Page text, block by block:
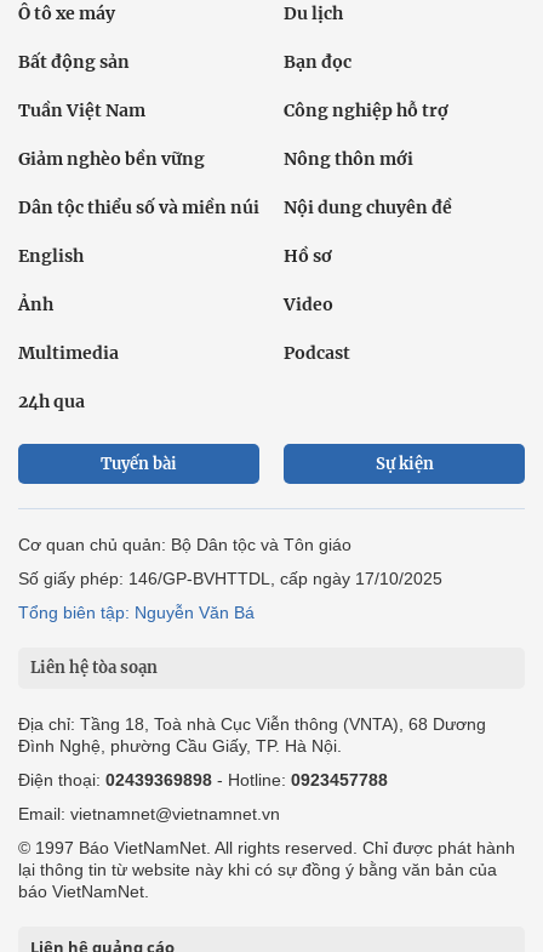
Ô tô xe máy Du lịch
Bất động sản Bạn đọc
Tuần Việt Nam Công nghiệp hỗ trợ
Giảm nghèo bền vững Nông thôn mới
Dân tộc thiểu số và miền núi Nội dung chuyên đề
English Hồ sơ
Ảnh Video
Multimedia Podcast
24h qua
Tuyến bài Sự kiện
Cơ quan chủ quản: Bộ Dân tộc và Tôn giáo
Số giấy phép: 146/GP-BVHTTDL, cấp ngày 17/10/2025
Tổng biên tập: Nguyễn Văn Bá
Liên hệ tòa soạn
Địa chỉ: Tầng 18, Toà nhà Cục Viễn thông (VNTA), 68 Dương
Đình Nghệ, phường Cầu Giấy, TP. Hà Nội.
Điện thoại: 02439369898 - Hotline: 0923457788
Email: vietnamnet@vietnamnet.vn
© 1997 Báo VietNamNet. All rights reserved. Chỉ được phát hành
lại thông tin từ website này khi có sự đồng ý bằng văn bản của
báo VietNamNet.
Liên hệ quảng cáo